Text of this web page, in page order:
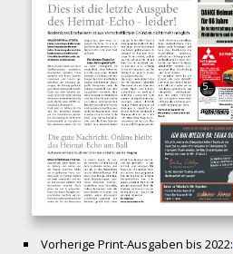
Vorherige Print-Ausgaben bis 2022: